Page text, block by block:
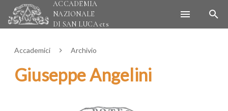
ACCADEMIA
NAZIONALE
DI SAN LUCAets
Accademici Archivio
Giuseppe Angelini